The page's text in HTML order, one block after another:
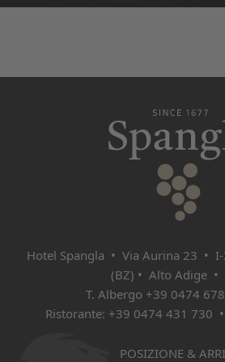
Hotel Spangla • Via Aurina 23 •
(BZ) • Alto Adige •
T. Albergo +39 0474
Ristorante: +39 0474 431 730 •
POSIZIONE &